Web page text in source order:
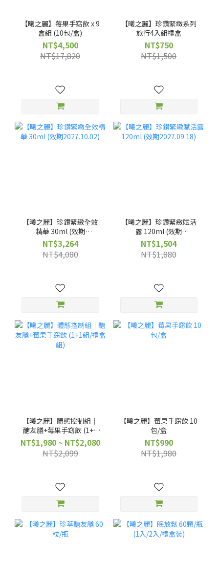
【曦之麗】莓果手窈飲 x 9
盒組 (10包/盒)
NT$4,500
NT$17,820
【曦之麗】珍鑽緊緻系列
旅行4入組禮盒
NT$750
NT$1,500
【曦之麗】珍鑽緊緻全效
精華 30ml (效期
2027.10.02)
NT$3,264
NT$4,080
【曦之麗】珍鑽緊緻賦活
露 120ml (效期
2027.09.18)
NT$1,504
NT$1,880
【曦之麗】體態控制組｜
醣友膳+莓果手窈飲 (1+1
組/禮盒組)
NT$1,980 ~ NT$2,080
NT$2,099
【曦之麗】莓果手窈飲 10
包/盒
NT$990
NT$1,980